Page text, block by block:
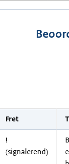
Fret
!
(signalerend)